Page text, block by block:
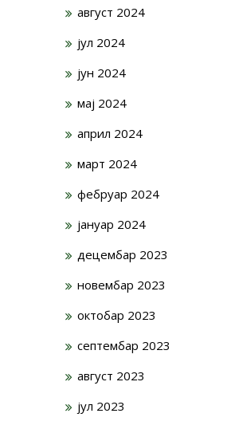
август 2024
јул 2024
јун 2024
мај 2024
април 2024
март 2024
фебруар 2024
јануар 2024
децембар 2023
новембар 2023
октобар 2023
септембар 2023
август 2023
јул 2023